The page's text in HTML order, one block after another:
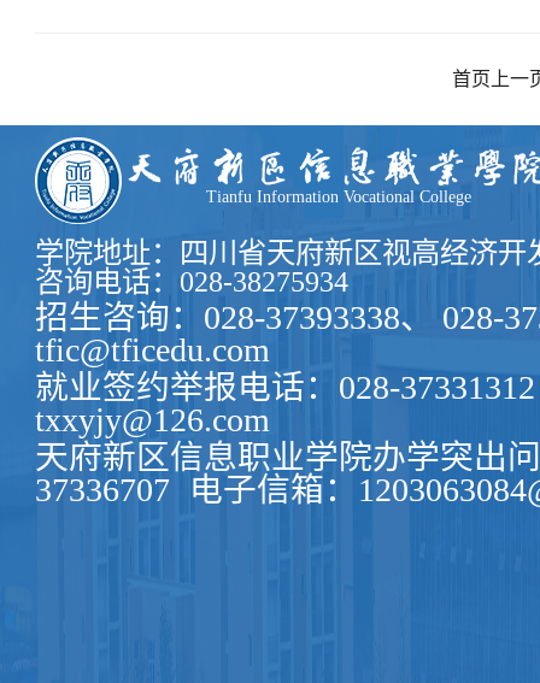
组研究等程序，拟认定100名眉山市首批优
府新区信息职业学院党委书记赖廷谦教授
授入选眉山市首批优秀高层次人才认定名
资源和社保局网站予以公示。赖廷谦二级
川省学术和
首页 上一
Tianfu Information Vocational College
学院地址：四川省天府新区视高经济开
咨询电话：028-38275934
招生咨询：028-37393338、 028-
tfic@tficedu.com
就业签约举报电话：028-37331312
txxyjy@126.com
天府新区信息职业学院办学突出
37336707
电子信箱：